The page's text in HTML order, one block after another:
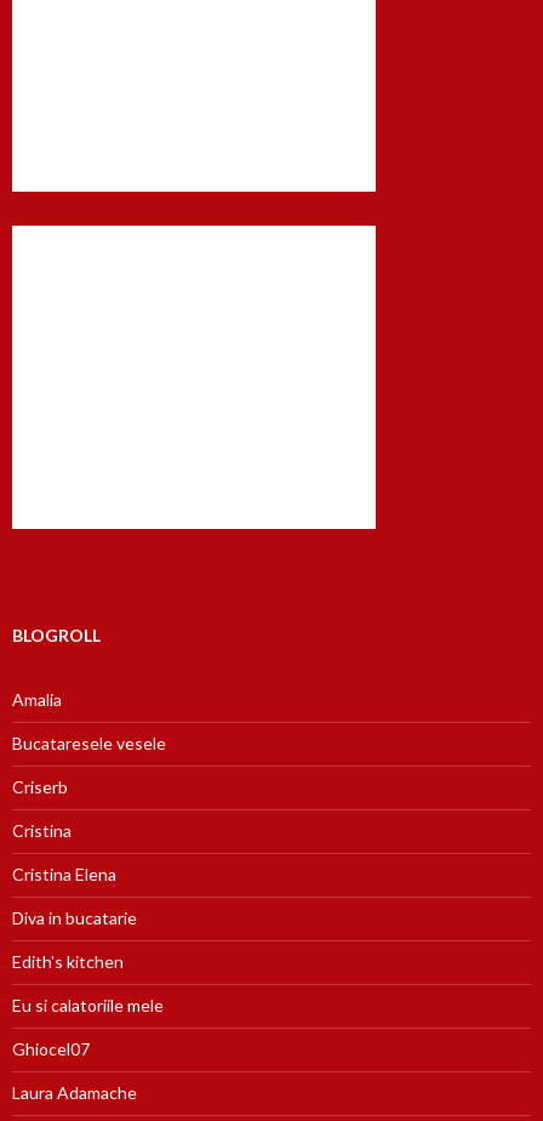
BLOGROLL
Amalia
Bucataresele vesele
Criserb
Cristina
Cristina Elena
Diva in bucatarie
Edith's kitchen
Eu si calatoriile mele
Ghiocel07
Laura Adamache